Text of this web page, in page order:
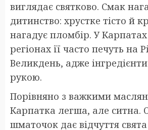
виглядає святково. Смак
дитинство: хрустке тісто й
нагадує пломбір. У Карпатах
регіонах її часто печуть на
Великдень, адже
рукою.
Порівняно з важкими
Карпатка легша, але ситна.
шматочок дає відчуття свята